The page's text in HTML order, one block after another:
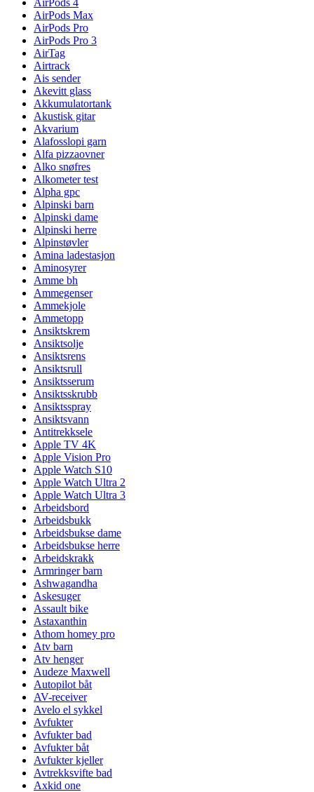
AirPods 4
AirPods Max
AirPods Pro
AirPods Pro 3
AirTag
Airtrack
Ais sender
Akevitt glass
Akkumulatortank
Akustisk gitar
Akvarium
Alafosslopi garn
Alfa pizzaovner
Alko snøfres
Alkometer test
Alpha gpc
Alpinski barn
Alpinski dame
Alpinski herre
Alpinstøvler
Amina ladestasjon
Aminosyrer
Amme bh
Ammegenser
Ammekjole
Ammetopp
Ansiktskrem
Ansiktsolje
Ansiktsrens
Ansiktsrull
Ansiktsserum
Ansiktsskrubb
Ansiktsspray
Ansiktsvann
Antitrekksele
Apple TV 4K
Apple Vision Pro
Apple Watch S10
Apple Watch Ultra 2
Apple Watch Ultra 3
Arbeidsbord
Arbeidsbukk
Arbeidsbukse dame
Arbeidsbukse herre
Arbeidskrakk
Armringer barn
Ashwagandha
Askesuger
Assault bike
Astaxanthin
Athom homey pro
Atv barn
Atv henger
Audeze Maxwell
Autopilot båt
AV-receiver
Avelo el sykkel
Avfukter
Avfukter bad
Avfukter båt
Avfukter kjeller
Avtrekksvifte bad
Axkid one